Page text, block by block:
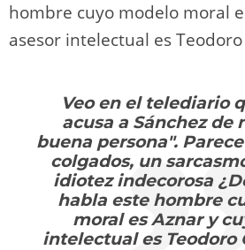
hombre cuyo modelo moral
asesor intelectual es Teodoro
Veo en el telediario
acusa a Sánchez de
buena persona".
colgados, un
idiotez indecorosa
habla este hombre
moral es Aznar y
intelectual es Teodoro